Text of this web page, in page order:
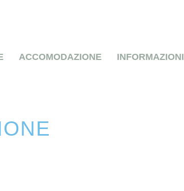
ACCOMODAZIONE INFORMAZIONI